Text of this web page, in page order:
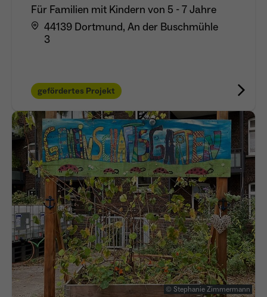
Für Familien mit Kindern von 5 - 7 Jahre
44139 Dortmund, An der Buschmühle
3
gefördertes Projekt
© Stephanie Zimmermann